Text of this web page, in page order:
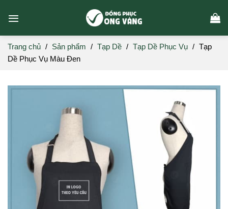
Trang chủ / Sản phẩm / Tạp Dề / Tạp Dề Phục Vụ / Tạp
Dề Phục Vụ Màu Đen